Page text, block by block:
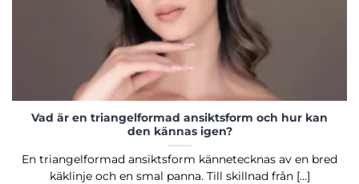
Vad är en triangelformad ansiktsform och hur kan
den kännas igen?
En triangelformad ansiktsform kännetecknas av en bred
käklinje och en smal panna. Till skillnad från [...]